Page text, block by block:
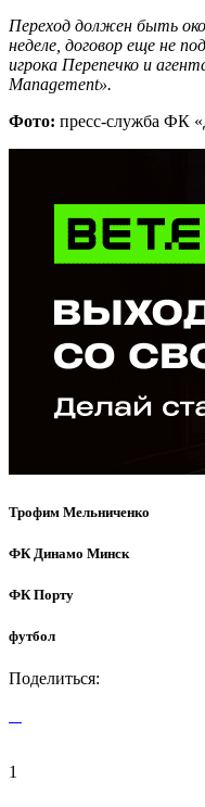
Переход должен быть
неделе, договор еще не
игрока Перепечко и
Management».
Фото: пресс-служба ФК
Трофим Мельниченко
ФК Динамо Минск
ФК Порту
футбол
Поделиться:
1